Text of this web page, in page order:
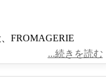
FROMAGERIE
...続きを読む